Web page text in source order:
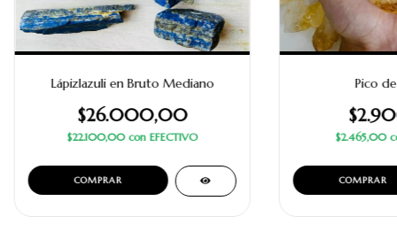
Lápizlazuli en Bruto Mediano
$26.000,00
$22.100,00 con EFECTIVO
Pico
$2.465,00
COMPRAR